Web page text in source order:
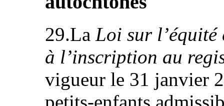
29.La Loi sur l’équité
à l’inscription au
vigueur le 31 janvier
petits-enfants